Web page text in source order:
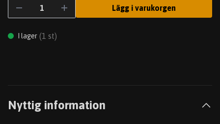
Lägg i varukorgen
I lager (1 st)
Nyttig information